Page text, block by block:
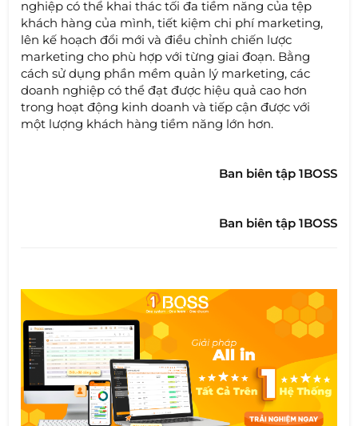
nghiệp có thể khai thác tối đa tiềm năng của tệp
khách hàng của mình, tiết kiệm chi phí marketing,
lên kế hoạch đổi mới và điều chỉnh chiến lược
marketing cho phù hợp với từng giai đoạn. Bằng
cách sử dụng phần mềm quản lý marketing, các
doanh nghiệp có thể đạt được hiệu quả cao hơn
trong hoạt động kinh doanh và tiếp cận được với
một lượng khách hàng tiềm năng lớn hơn.
Ban biên tập 1BOSS
Ban biên tập 1BOSS